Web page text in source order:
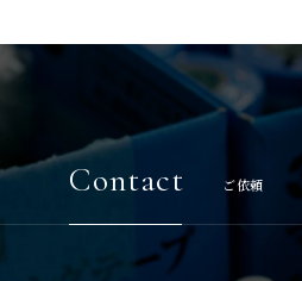
Contact ご依頼